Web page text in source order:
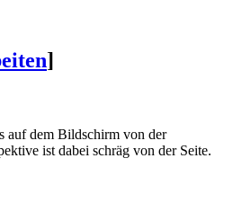
]
auf dem Bildschirm von der
ist dabei schräg von der Seite.